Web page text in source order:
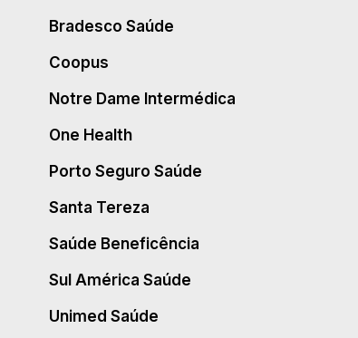
Bradesco Saúde
Coopus
Notre Dame Intermédica
One Health
Porto Seguro Saúde
Santa Tereza
Saúde Beneficência
Sul América Saúde
Unimed Saúde